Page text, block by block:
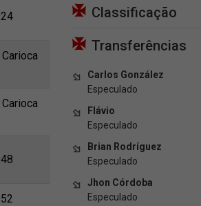
Classificação
Transferências
Carlos González
Especulado
Flávio
Especulado
Brian Rodríguez
Especulado
Jhon Córdoba
Especulado